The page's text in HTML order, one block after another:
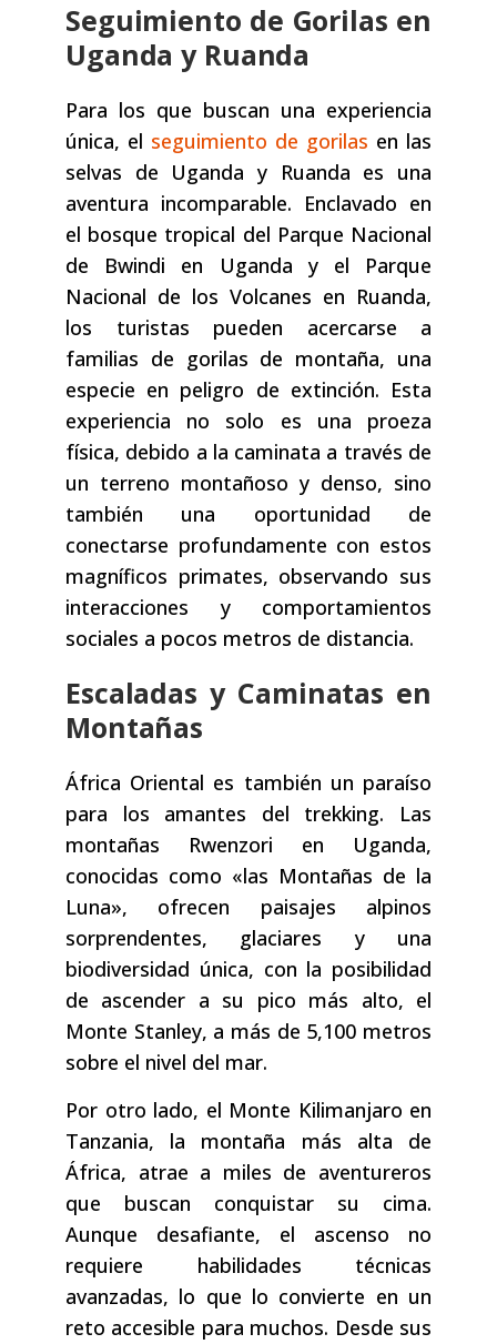
Seguimiento de Gorilas en
Uganda y Ruanda
Para los que buscan una experiencia
única, el seguimiento de gorilas en las
selvas de Uganda y Ruanda es una
aventura incomparable. Enclavado en
el bosque tropical del Parque Nacional
de Bwindi en Uganda y el Parque
Nacional de los Volcanes en Ruanda,
los turistas pueden acercarse a
familias de gorilas de montaña, una
especie en peligro de extinción. Esta
experiencia no solo es una proeza
física, debido a la caminata a través de
un terreno montañoso y denso, sino
también una oportunidad de
conectarse profundamente con estos
magníficos primates, observando sus
interacciones y comportamientos
sociales a pocos metros de distancia.
Escaladas y Caminatas en
Montañas
África Oriental es también un paraíso
para los amantes del trekking. Las
montañas Rwenzori en Uganda,
conocidas como «las Montañas de la
Luna», ofrecen paisajes alpinos
sorprendentes, glaciares y una
biodiversidad única, con la posibilidad
de ascender a su pico más alto, el
Monte Stanley, a más de 5,100 metros
sobre el nivel del mar.
Por otro lado, el Monte Kilimanjaro en
Tanzania, la montaña más alta de
África, atrae a miles de aventureros
que buscan conquistar su cima.
Aunque desafiante, el ascenso no
requiere habilidades técnicas
avanzadas, lo que lo convierte en un
reto accesible para muchos. Desde sus